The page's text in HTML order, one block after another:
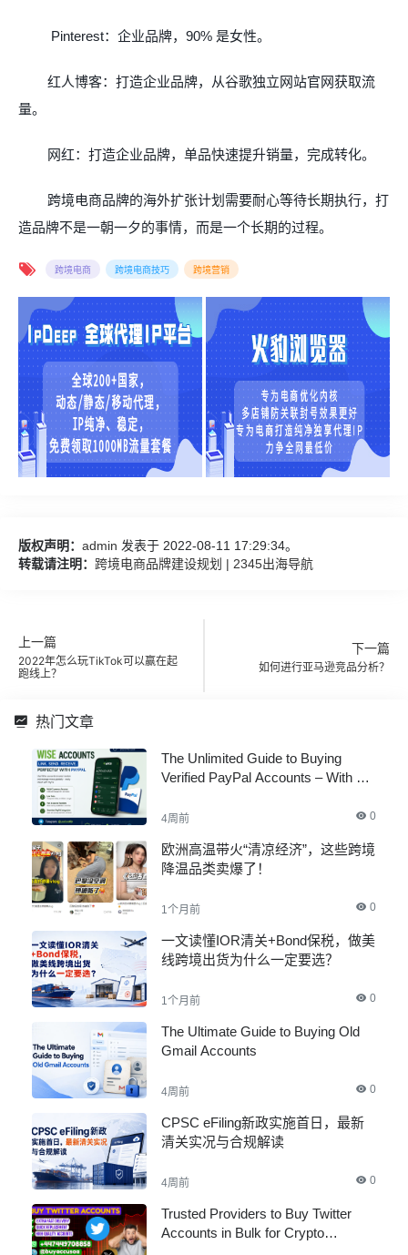
Pinterest：企业品牌， 90% 是女性。
红人博客：打造企业品牌，从谷歌独立网站官网获取流
量。
网红：打造企业品牌，单品快速提升销量，完成转化。
跨境电商品牌的海外扩张计划需要耐心等待长期执行，打
造品牌不是一朝一夕的事情，而是一个长期的过程。
跨境电商 跨境电商技巧 跨境营销
版权声明： admin 发表于 2022-08-11 17:29:34。
转载请注明： 跨境电商品牌建设规划 | 2345出海导航
上一篇
2022年怎么玩TikTok可以赢在起
跑线上？
下一篇
如何进行亚马逊竞品分析？
热门文章
The Unlimited Guide to Buying
Verified PayPal Accounts – With All
4周前 0
欧洲高温带火“清凉经济”，这些跨境
降温品类卖爆了！
1个月前 0
一文读懂IOR清关+Bond保税，做美
线跨境出货为什么一定要选？
1个月前 0
The Ultimate Guide to Buying Old
Gmail Accounts
4周前 0
CPSC eFiling新政实施首日，最新
清关实况与合规解读
4周前 0
Trusted Providers to Buy Twitter
Accounts in Bulk for Crypto